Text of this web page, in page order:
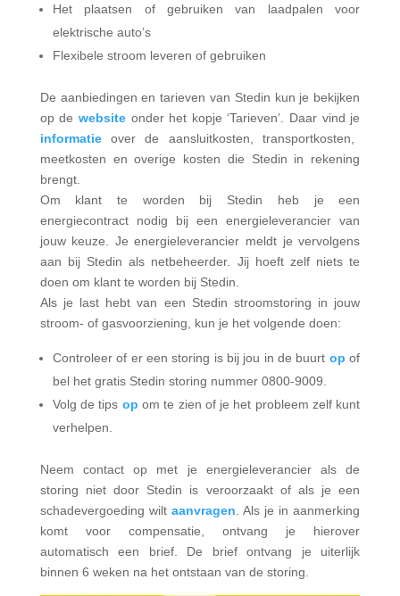
Het plaatsen of gebruiken van laadpalen voor
elektrische auto’s
Flexibele stroom leveren of gebruiken
De aanbiedingen en tarieven van Stedin kun je bekijken
op de website onder het kopje ‘Tarieven’. Daar vind je
informatieover de aansluitkosten, transportkosten,
meetkosten en overige kosten die Stedin in rekening
brengt.
Om klant te worden bij Stedin heb je een
energiecontract nodig bij een energieleverancier van
jouw keuze. Je energieleverancier meldt je vervolgens
aan bij Stedin als netbeheerder. Jij hoeft zelf niets te
doen om klant te worden bij Stedin.
Als je last hebt van een Stedin stroomstoring in jouw
stroom- of gasvoorziening, kun je het volgende doen:
Controleer of er een storing is bij jou in de buurt op of
bel het gratis Stedin storing nummer 0800-9009.
Volg de tips op om te zien of je het probleem zelf kunt
verhelpen.
Neem contact op met je energieleverancier als de
storing niet door Stedin is veroorzaakt of als je een
schadevergoeding wilt aanvragen . Als je in aanmerking
komt voor compensatie, ontvang je hierover
automatisch een brief. De brief ontvang je uiterlijk
binnen 6 weken na het ontstaan van de storing.